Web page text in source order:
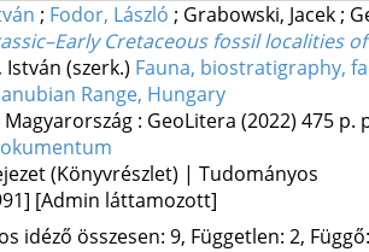
; Fodor, László ; Grabowski, Jacek;
Cretaceous fossil localities
István (szerk.) Fauna, biostratigraphy,
Range, Hungary
Magyarország : GeoLitera (2022) 475 p.
(Könyvrészlet) | Tudományos
[Admin láttamozott]
idéző összesen: 9, Független: 2,